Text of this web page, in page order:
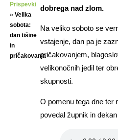
Prispevki
» Velika
sobota:
dan tišine
in
pričakovanja
dobrega nad zlom.
Na veliko soboto se
vstajenje, dan pa je
pričakovanjem,
velikonočnih jedil ter
skupnosti.
O pomenu tega dne ter
povedal župnik in dekan